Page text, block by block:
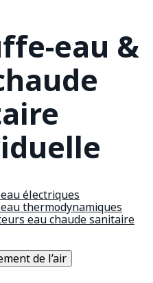
eau &
électriques
thermodynamiques
eau chaude sanitaire
de l’air